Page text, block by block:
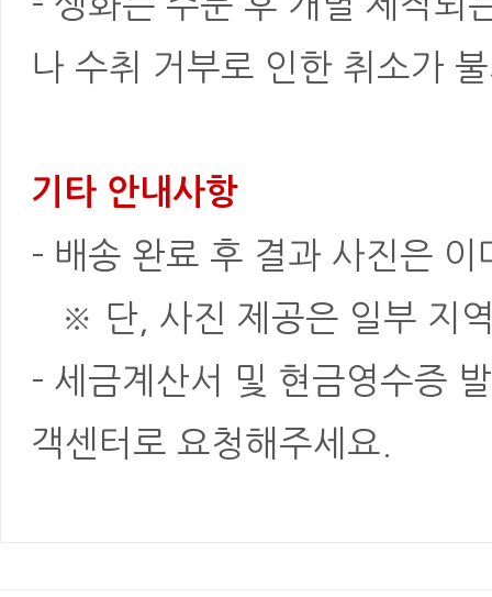
나 수취 거부로 인한 취소가
기타 안내사항
- 배송 완료 후 결과 사진은
※ 단, 사진 제공은 일부 지
- 세금계산서 및 현금영수증
객센터로 요청해주세요.